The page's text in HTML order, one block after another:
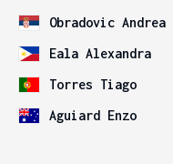
Obradovic Andrea
Eala Alexandra
Torres Tiago
Aguiard Enzo